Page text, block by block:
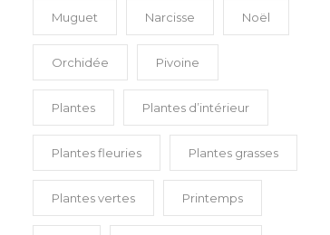
Muguet Narcisse Noël
Orchidée Pivoine
Plantes Plantes d’intérieur
Plantes fleuries Plantes grasses
Plantes vertes Printemps